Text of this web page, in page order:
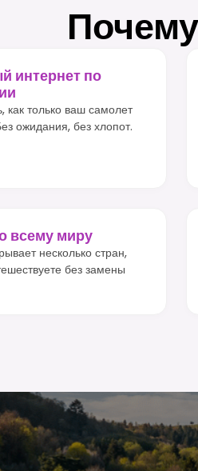
интернет по
как только ваш самолет
ожидания, без хлопот.
всему миру
несколько стран,
без замены